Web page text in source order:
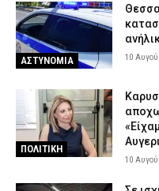
ΑΣΤΥΝΟΜΙΑ 10
ΠΟΛΙΤΙΚΗ
10